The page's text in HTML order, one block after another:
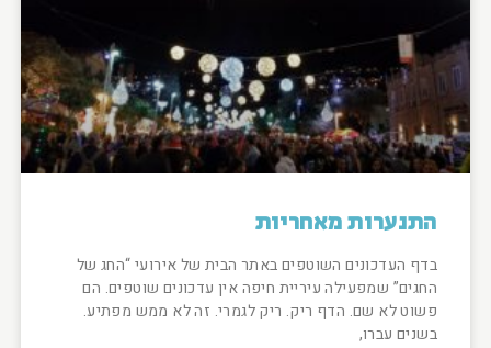
התנערות מאחריות
בדף העדכונים השוטפים באתר הבית של אירועי “החג של
החגים” שמפעילה עיריית חיפה אין עדכונים שוטפים. הם
פשוט לא שם. הדף ריק. ריק לגמרי. זה לא ממש מפתיע.
בשנים עברו,